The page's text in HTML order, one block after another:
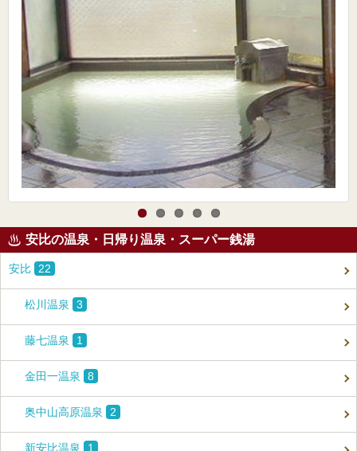
安比の温泉・日帰り温泉・スーパー銭湯
安比 22
松川温泉 3
藤七温泉 1
金田一温泉 8
奥中山高原温泉 2
新安比温泉 1